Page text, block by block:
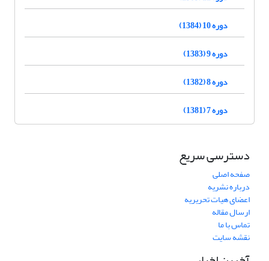
دوره 10 (1384)
دوره 9 (1383)
دوره 8 (1382)
دوره 7 (1381)
دسترسی سریع
صفحه اصلی
درباره نشریه
اعضای هیات تحریریه
ارسال مقاله
تماس با ما
نقشه سایت